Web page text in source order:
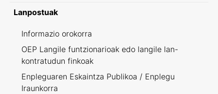
Lanpostuak
Informazio orokorra
OEP Langile funtzionarioak edo langile lan-
kontratudun finkoak
Enpleguaren Eskaintza Publikoa / Enplegu
Iraunkorra